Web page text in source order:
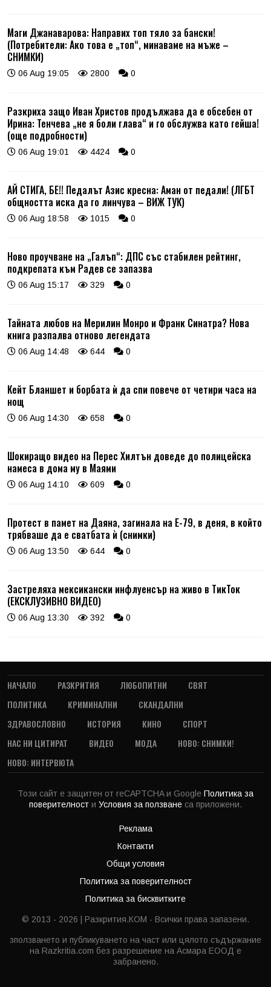
Маги Джанаварова: Направих топ тяло за бански!
(Потребители: Ако това е „топ“, минаваме на мъже –
СНИМКИ)
06 Aug 19:05 2800 0
Разкриха защо Иван Христов продължава да е обсебен от
Ирина: Тенчева „не я боли глава“ и го обслужва като гейша!
(още подробности)
06 Aug 19:01 4424 0
АЙ СТИГА, БЕ!! Педалът Азис кресна: Аман от педали! (ЛГБТ
общността иска да го линчува – ВИЖ ТУК)
06 Aug 18:58 1015 0
Ново проучване на „Галъп“: ДПС със стабилен рейтинг,
подкрепата към Радев се запазва
06 Aug 15:17 329 0
Тайната любов на Мерилин Монро и Франк Синатра? Нова
книга разпалва отново легендата
06 Aug 14:48 644 0
Кейт Бланшет и борбата ѝ да спи повече от четири часа на
нощ
06 Aug 14:30 658 0
Шокиращо видео на Перес Хилтън доведе до полицейска
намеса в дома му в Маями
06 Aug 14:10 609 0
Протест в памет на Даяна, загинала на Е-79, в деня, в който
трябваше да е сватбата ѝ (снимки)
06 Aug 13:50 644 0
Застреляха мексикански инфлуенсър на живо в ТикТок
(ЕКСКЛУЗИВНО ВИДЕО)
06 Aug 13:30 392 0
НАЧАЛО РАЗКРИТИЯ ЛЮБОПИТНИ
СВЯТ
ПОЛИТИКА
КРИМИНАЛНИ
СКАНДАЛНИ
ЗДРАВОСЛОВНО
ИСТОРИЯ КИНО
СПОРТ
НАС НИ ЦИТИРАТ
ВИДЕО МОДА
НОВО: СНИМКИ!
НОВО: ИНТЕРВЮТА
Този сайт е защитен от reCAPTCHA и Google Политика за
поверителност и Условия за ползване са приложени.
Реклама
Контакти
Общи условия
Политика за поверителност
Политика за бисквитките
© 2013 - 2026 | Разкрития.КОМ - Всички права запазени.
зползването и публикуването на част или цялото съдържание
на Razkritia.com без разрешение на Асмара ЕООД е
забранено.